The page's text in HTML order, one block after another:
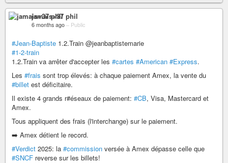
jamais+37 phil
6 months ago – Public
#Jean-Baptiste 1.2.Train @jeanbaptistemarie
#1-2-train
1.2.Train va arrêter d'accepter les #cartes #American #Express.
Les #frais sont trop élevés: à chaque paiement Amex, la vente du
#billet est déficitaire.
Il existe 4 grands r#éseaux de paiement: #CB, Visa, Mastercard et
Amex.
Tous appliquent des frais (l'interchange) sur le paiement.
➡️ Amex détient le record.
#Verdict 2025: la #commission versée à Amex dépasse celle que
#SNCF reverse sur les billets!